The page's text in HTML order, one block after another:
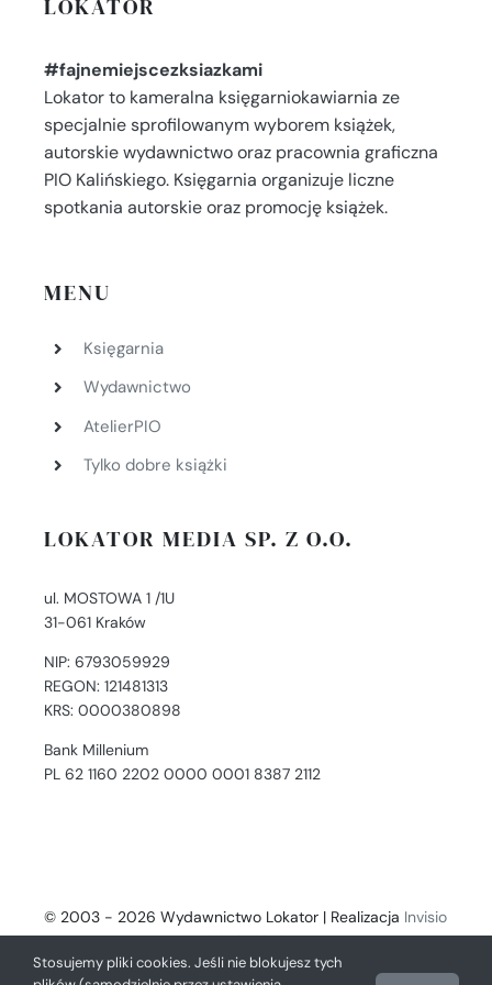
LOKATOR
#fajnemiejscezksiazkami
Lokator to kameralna księgarniokawiarnia ze
specjalnie sprofilowanym wyborem książek,
autorskie wydawnictwo oraz pracownia graficzna
PIO Kalińskiego. Księgarnia organizuje liczne
spotkania autorskie oraz promocję książek.
MENU
Księgarnia
Wydawnictwo
AtelierPIO
Tylko dobre książki
LOKATOR MEDIA SP. Z O.O.
ul. MOSTOWA 1 /1U
31-061 Kraków
NIP: 6793059929
REGON: 121481313
KRS: 0000380898
Bank Millenium
PL 62 1160 2202 0000 0001 8387 2112
© 2003 - 2026 Wydawnictwo Lokator | Realizacja Invisio
- Digital Solutions
Stosujemy pliki cookies. Jeśli nie blokujesz tych